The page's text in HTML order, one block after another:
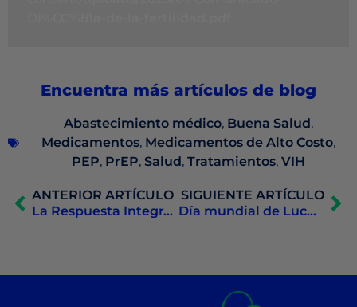
Encuentra más artículos de blog
Abastecimiento médico, Buena Salud ,
Medicamentos, Medicamentos de Alto Costo,
PEP, PrEP, Salud , Tratamientos, VIH
ANTERIOR ARTÍCULO
La Respuesta Integral a las Necesidades de Salud en Colombia
SIGUIENTE ARTÍCULO
Día mundial de Lucha contra La Depresión